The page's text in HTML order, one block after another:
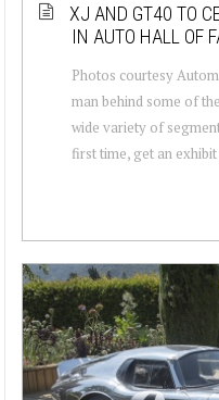
XJ AND GT40 TO
IN AUTO HALL OF
Photos courtesy
man behind some of
wide variety of
first time, get an exhibit